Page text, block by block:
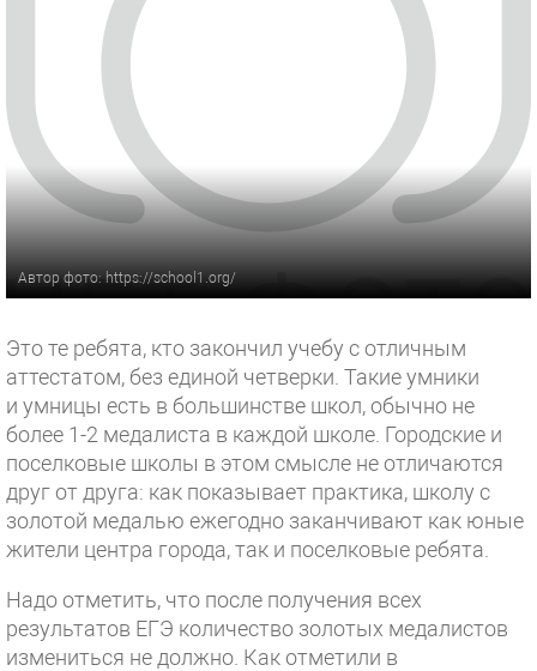
Автор фото: https://school1.org/
Это те ребята, кто закончил учебу с отличным
аттестатом, без единой четверки. Такие умники
и умницы есть в большинстве школ, обычно не
более 1-2 медалиста в каждой школе. Городские и
поселковые школы в этом смысле не отличаются
друг от друга: как показывает практика, школу с
золотой медалью ежегодно заканчивают как юные
жители центра города, так и поселковые ребята.
Надо отметить, что после получения всех
результатов ЕГЭ количество золотых медалистов
измениться не должно. Как отметили в